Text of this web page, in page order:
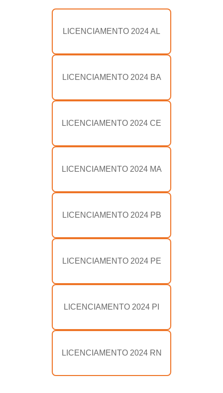
LICENCIAMENTO 2024 AL
LICENCIAMENTO 2024 BA
LICENCIAMENTO 2024 CE
LICENCIAMENTO 2024 MA
LICENCIAMENTO 2024 PB
LICENCIAMENTO 2024 PE
LICENCIAMENTO 2024 PI
LICENCIAMENTO 2024 RN